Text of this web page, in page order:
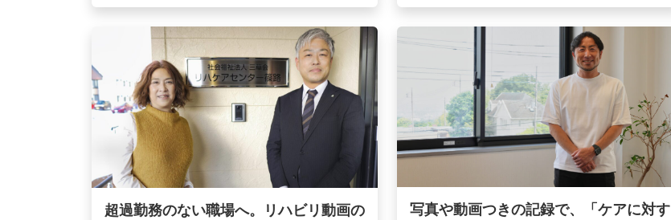
超過勤務のない職場へ。リハビリ動画の
写真や動画つきの記録で、「ケアに対す